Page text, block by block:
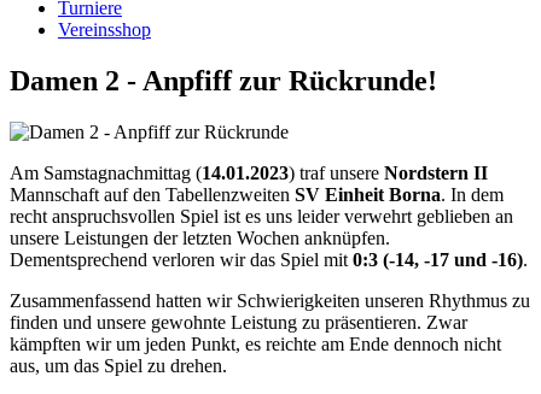
Turniere
Vereinsshop
Damen 2 - Anpfiff zur Rückrunde!
Am Samstagnachmittag (14.01.2023) traf unsere Nordstern II
Mannschaft auf den Tabellenzweiten SV Einheit Borna. In dem
recht anspruchsvollen Spiel ist es uns leider verwehrt geblieben an
unsere Leistungen der letzten Wochen anknüpfen.
Dementsprechend verloren wir das Spiel mit 0:3 (-14, -17 und -16).
Zusammenfassend hatten wir Schwierigkeiten unseren Rhythmus zu
finden und unsere gewohnte Leistung zu präsentieren. Zwar
kämpften wir um jeden Punkt, es reichte am Ende dennoch nicht
aus, um das Spiel zu drehen.